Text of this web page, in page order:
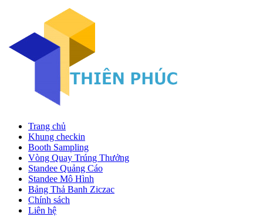
Trang chủ
Khung checkin
Booth Sampling
Vòng Quay Trúng Thưởng
Standee Quảng Cáo
Standee Mô Hình
Bảng Thả Banh Ziczac
Chính sách
Liên hệ